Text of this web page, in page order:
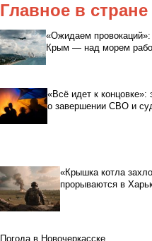
Главное в стране
«Ожидаем провокаций»:
Крым — над морем
«Всё идет к концовке»:
о завершении СВО и
«Крышка котла
прорываются в
Погода в Новочеркасске